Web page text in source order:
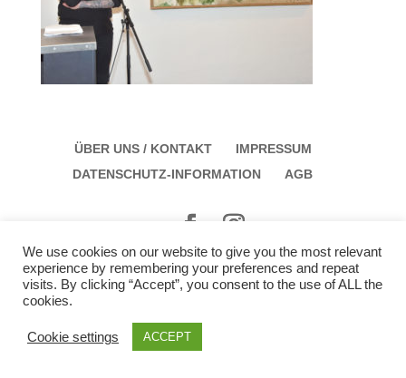
ÜBER UNS / KONTAKT
IMPRESSUM
DATENSCHUTZ-INFORMATION
AGB
Galerie Schloss Parz Kunstzentrum OG
Öffungszeiten: Sonntag: 14:00 bis 17:00 Montag:
We use cookies on our website to give you the most relevant
experience by remembering your preferences and repeat
visits. By clicking “Accept”, you consent to the use of ALL the
cookies.
Cookie settings ACCEPT